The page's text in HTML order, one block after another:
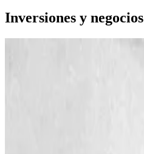
Inversiones y negocios